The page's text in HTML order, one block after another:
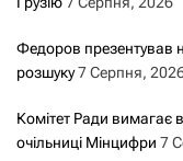
Федоров презентував
розшуку7 Серпня,
Комітет Ради вимагає
очільниці Мінцифри 7